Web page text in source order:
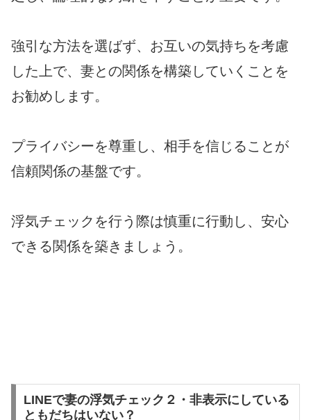
強引な方法を選ばず、お互いの気持ちを考慮
した上で、妻との関係を構築していくことを
お勧めします。
プライバシーを尊重し、相手を信じることが
信頼関係の基盤です。
浮気チェックを行う際は慎重に行動し、安心
できる関係を築きましょう。
LINEで妻の浮気チェック２・非表示にしている
ともだちはいない？